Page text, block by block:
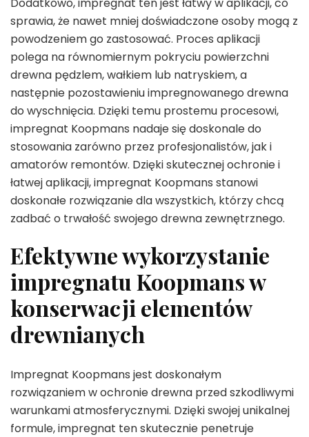
sprawia, że nawet mniej doświadczone osoby mogą z
powodzeniem go zastosować. Proces aplikacji
polega na równomiernym pokryciu powierzchni
drewna pędzlem, wałkiem lub natryskiem, a
następnie pozostawieniu impregnowanego drewna
do wyschnięcia. Dzięki temu prostemu procesowi,
impregnat Koopmans nadaje się doskonale do
stosowania zarówno przez profesjonalistów, jak i
amatorów remontów. Dzięki skutecznej ochronie i
łatwej aplikacji, impregnat Koopmans stanowi
doskonałe rozwiązanie dla wszystkich, którzy chcą
zadbać o trwałość swojego drewna zewnętrznego.
Efektywne wykorzystanie
impregnatu Koopmans w
konserwacji elementów
drewnianych
Impregnat Koopmans jest doskonałym
rozwiązaniem w ochronie drewna przed szkodliwymi
warunkami atmosferycznymi. Dzięki swojej unikalnej
formule, impregnat ten skutecznie penetruje